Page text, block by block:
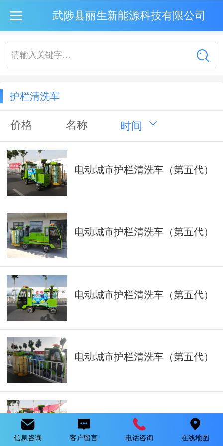
武陟县丽生新能源科技有限公司
请输入关键字…
护栏清洗车
价格 名称 时间
电动城市护栏清洗车（第五代）
电动城市护栏清洗车（第五代）
电动城市护栏清洗车（第五代）
电动城市护栏清洗车（第五代）
电动城市护栏清洗车（第五代）
信息咨询 客户留言 电话咨询 在线地图